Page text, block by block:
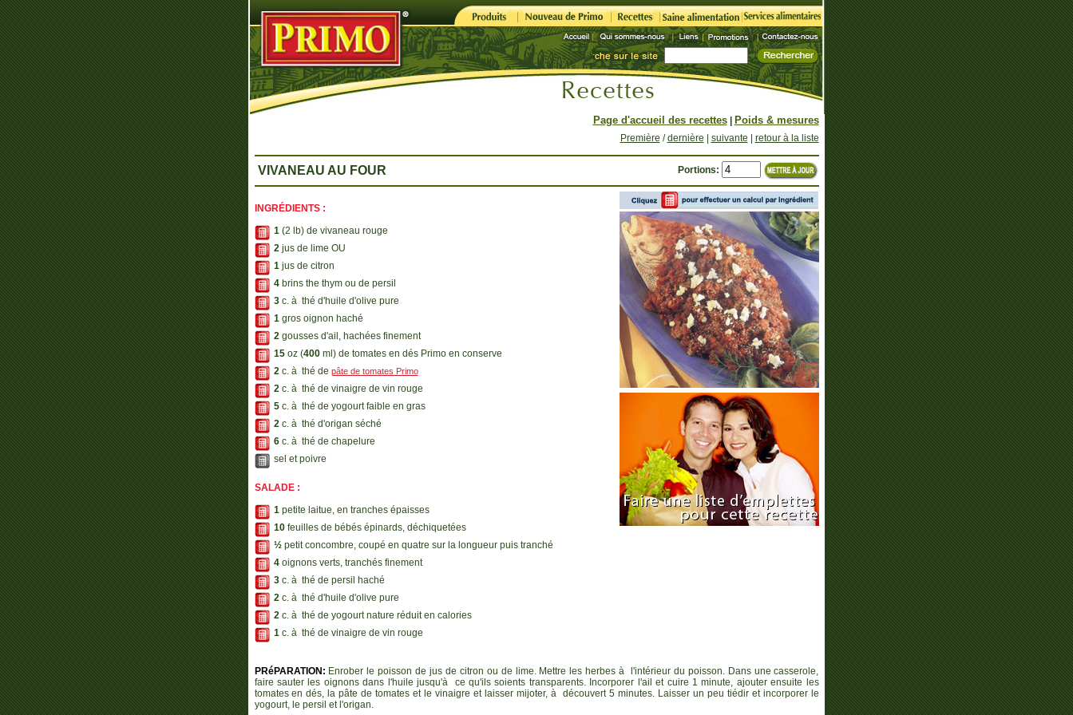
Page d'accueil des recettes| Poids & mesures
Première /dernière suivante retour à la liste
VIVANEAU AU FOUR Portions:
INGRÉDIENTS :
1 (2 lb) de vivaneau rouge
2 jus de lime OU
1 jus de citron
4 brins the thym ou de persil
3 c. à thé d'huile d'olive pure
1 gros oignon haché
2 gousses d'ail, hachées finement
15 oz (400ml) de tomates en dés Primo en conserve
2 c. à thé de pâte de tomates Primo
2 c. à thé de vinaigre de vin rouge
5 c. à thé de yogourt faible en gras
2 c. à thé d'origan séché
6 c. à thé de chapelure
sel et poivre
SALADE :
1 petite laitue, en tranches épaisses
10 feuilles de bébés épinards, déchiquetées
½petit concombre, coupé en quatre sur la longueur puis tranché
4 oignons verts, tranchés finement
3 c. à thé de persil haché
2 c. à thé d'huile d'olive pure
2 c. à thé de yogourt nature réduit en calories
1 c. à thé de vinaigre de vin rouge
PRéPARATION: Enrober le poisson de jus de citron ou de lime. Mettre les herbes à l'intérieur du poisson. Dans une casserole,
faire sauter les oignons dans l'huile jusqu'à ce qu'ils soients transparents. Incorporer l'ail et cuire 1 minute, ajouter ensuite les
tomates en dés, la pâte de tomates et le vinaigre et laisser mijoter, à découvert 5 minutes. Laisser un peu tiédir et incorporer le
yogourt, le persil et l'origan.